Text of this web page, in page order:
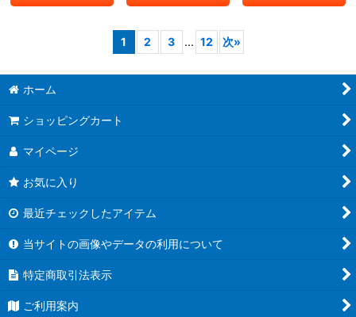
1 2 3 ... 12 次»
ホーム
ショッピングカート
マイページ
お気に入り
最近チェックしたアイテム
当サイトの画像やデータの利用について
特定商取引法表示
ご利用案内